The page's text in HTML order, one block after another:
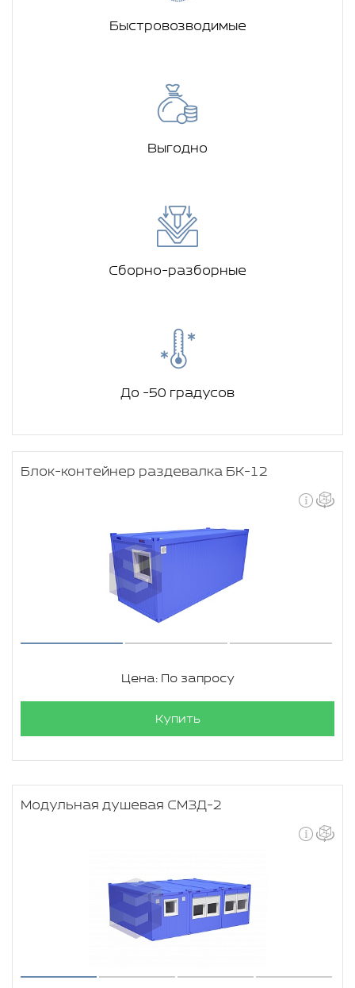
Быстровозводимые
Выгодно
Сборно-разборные
До -50 градусов
Блок-контейнер раздевалка БК-12
Цена: По запросу
Купить
Модульная душевая СМЗД-2